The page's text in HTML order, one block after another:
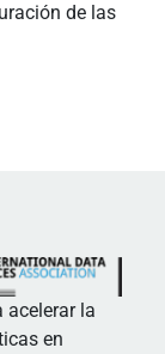
de las
acelerar la
en